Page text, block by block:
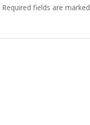
Required fields are marked